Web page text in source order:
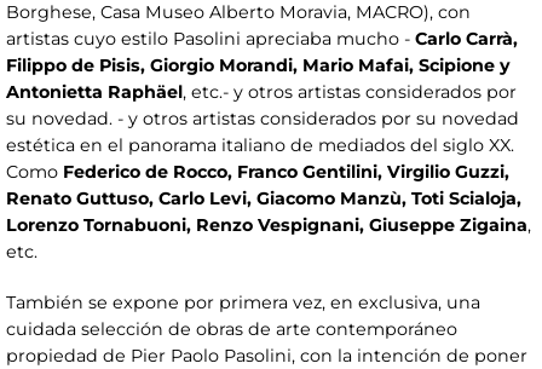
Borghese, Casa Museo Alberto Moravia, MACRO), con
artistas cuyo estilo Pasolini apreciaba mucho - Carlo Carrà,
Filippo de Pisis, Giorgio Morandi, Mario Mafai, Scipione y
Antonietta Raphäel, etc.- y otros artistas considerados por
su novedad. - y otros artistas considerados por su novedad
estética en el panorama italiano de mediados del siglo XX.
Como Federico de Rocco, Franco Gentilini, Virgilio Guzzi,
Renato Guttuso, Carlo Levi, Giacomo Manzù, Toti Scialoja,
Lorenzo Tornabuoni, Renzo Vespignani, Giuseppe Zigaina,
etc.
También se expone por primera vez, en exclusiva, una
cuidada selección de obras de arte contemporáneo
propiedad de Pier Paolo Pasolini, con la intención de poner